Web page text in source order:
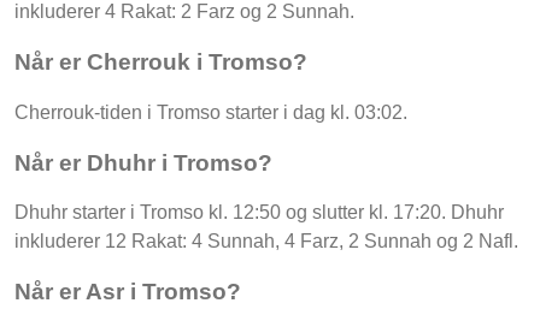
inkluderer 4 Rakat: 2 Farz og 2 Sunnah.
Når er Cherrouk i Tromso?
Cherrouk-tiden i Tromso starter i dag kl. 03:02.
Når er Dhuhr i Tromso?
Dhuhr starter i Tromso kl. 12:50 og slutter kl. 17:20. Dhuhr
inkluderer 12 Rakat: 4 Sunnah, 4 Farz, 2 Sunnah og 2 Nafl.
Når er Asr i Tromso?